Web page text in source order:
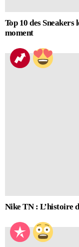
Top 10 des Sneakers
moment
Nike TN : L’histoire